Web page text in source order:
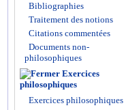
Bibliographies
Traitement des notions
Citations commentées
Documents non-
philosophiques
Exercices
philosophiques
Exercices philosophiques